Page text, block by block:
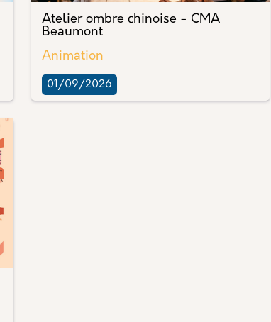
Atelier ombre chinoise - CMA
Beaumont
Animation
01/09/2026